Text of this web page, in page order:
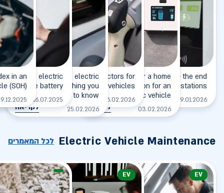
Charging station - the end
of gas stations?
19.01.2026 לקריאה
Insurance for a home
charging station for an
electric vehicle
03.02.2026 לקריאה
Types of connectors for
charging electric vehicles
26.02.2026 לקריאה
Charging an electric
vehicle - everything you
need to know
25.02.2026 לקריאה
of the electric
- the battery
16.07.2025
in an
(SOH)
Electric Vehicle Maintenance לכל המאמרים
EV
EV